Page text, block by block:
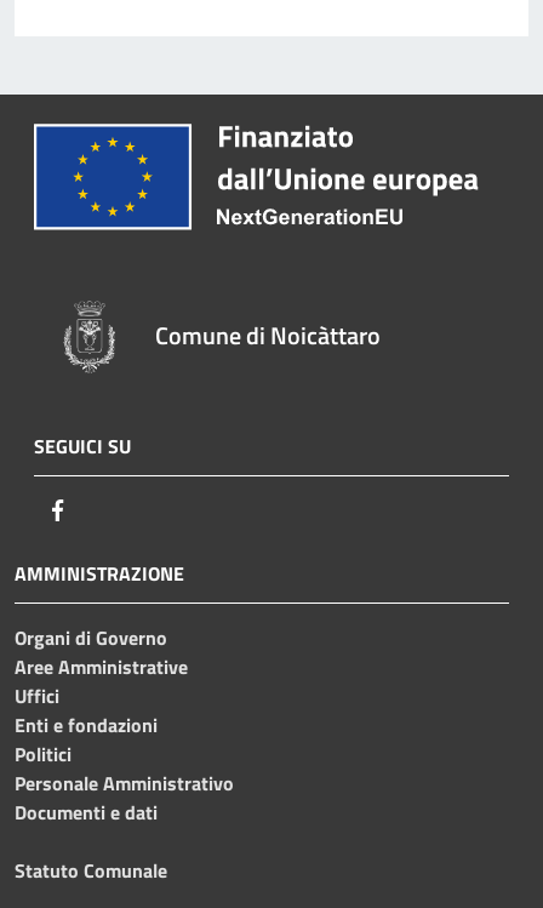
Comune di Noicàttaro
SEGUICI SU
AMMINISTRAZIONE
Organi di Governo
Aree Amministrative
Uffici
Enti e fondazioni
Politici
Personale Amministrativo
Documenti e dati
Statuto Comunale